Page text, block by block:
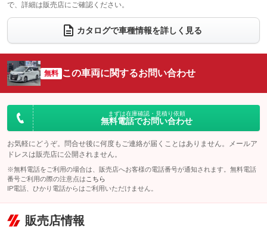
ウォークスルー
：装備あり
電動リアゲート フロントカメラ
：装備なし
：装備なし ：装備なし
サイドカメラ
：装備あり ルーフレール
：装備なし
：装備なし
：装備なし
で、詳細は販売店にご確認ください。
カタログで車種情報を詳しく見る
無料 この車両に関するお問い合わせ
まずは在庫確認・見積り依頼
無料電話でお問い合わせ
お気軽にどうぞ。問合せ後に何度もご連絡が届くことはありません。メールア
ドレスは販売店に公開されません。
※無料電話をご利用の場合は、販売店へお客様の電話番号が通知されます。無料電話
番号ご利用の際の注意点は こちら
IP電話、ひかり電話からはご利用いただけません。
販売店情報